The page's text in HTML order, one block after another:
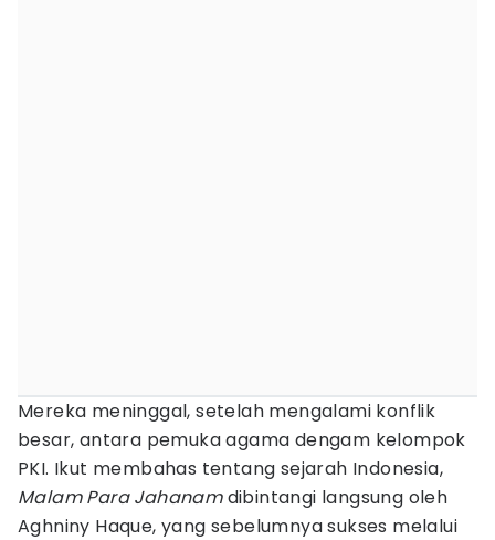
Mereka meninggal, setelah mengalami konflik
besar, antara pemuka agama dengam kelompok
PKI. Ikut membahas tentang sejarah Indonesia,
Malam Para Jahanamdibintangi langsung oleh
Aghniny Haque, yang sebelumnya sukses melalui